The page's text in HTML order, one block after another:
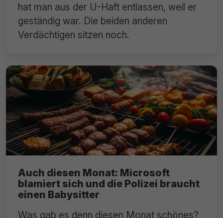
hat man aus der U-Haft entlassen, weil er
geständig war. Die beiden anderen
Verdächtigen sitzen noch.
Auch diesen Monat: Microsoft
blamiert sich und die Polizei braucht
einen Babysitter
Was gab es denn diesen Monat schönes?